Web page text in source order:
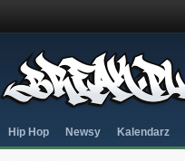
Hip Hop Newsy Kalendarz